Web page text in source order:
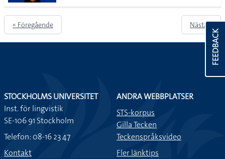
« Föregående Nästa »
FEEDBACK
STOCKHOLMS UNIVERSITET
Inst. för lingvistik
SE-106 91 Stockholm
Telefon: 08-16 23 47
Kontakt
ANDRA WEBBPLATSER
STS-korpus
Gilla Tecken
Teckenspråksvideo
Fler länktips